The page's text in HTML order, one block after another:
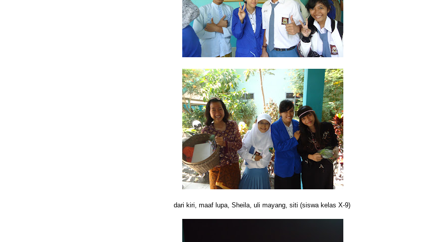
dari kiri, maaf lupa, Sheila, uli mayang, siti (siswa kelas X-9)